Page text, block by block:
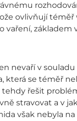
ovlivňují
vaření,
nevaří v
která se téměř
tehdy řešit
stravovat a v
však nebyla